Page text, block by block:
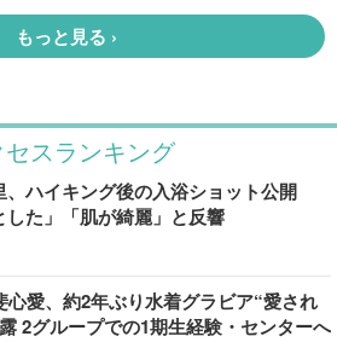
セスランキング
、ハイキング後の入浴ショット公開
した」「肌が綺麗」と反響
心愛、約2年ぶり水着グラビア“愛され
2グループでの1期生経験・センターへ